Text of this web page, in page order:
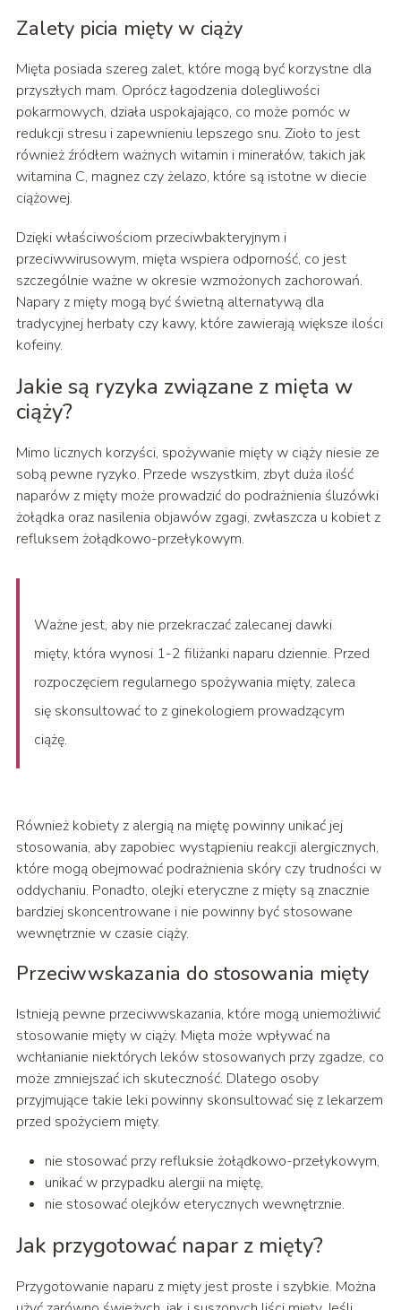
Zalety picia mięty w ciąży
Mięta posiada szereg zalet, które mogą być korzystne dla
przyszłych mam. Oprócz łagodzenia dolegliwości
pokarmowych, działa uspokajająco, co może pomóc w
redukcji stresu i zapewnieniu lepszego snu. Zioło to jest
również źródłem ważnych witamin i minerałów, takich jak
witamina C, magnez czy żelazo, które są istotne w diecie
ciążowej.
Dzięki właściwościom przeciwbakteryjnym i
przeciwwirusowym, mięta wspiera odporność, co jest
szczególnie ważne w okresie wzmożonych zachorowań.
Napary z mięty mogą być świetną alternatywą dla
tradycyjnej herbaty czy kawy, które zawierają większe ilości
kofeiny.
Jakie są ryzyka związane z mięta w
ciąży?
Mimo licznych korzyści, spożywanie mięty w ciąży niesie ze
sobą pewne ryzyko. Przede wszystkim, zbyt duża ilość
naparów z mięty może prowadzić do podrażnienia śluzówki
żołądka oraz nasilenia objawów zgagi, zwłaszcza u kobiet z
refluksem żołądkowo-przełykowym.
Ważne jest, aby nie przekraczać zalecanej dawki
mięty, która wynosi 1-2 filiżanki naparu dziennie. Przed
rozpoczęciem regularnego spożywania mięty, zaleca
się skonsultować to z ginekologiem prowadzącym
ciążę.
Również kobiety z alergią na miętę powinny unikać jej
stosowania, aby zapobiec wystąpieniu reakcji alergicznych,
które mogą obejmować podrażnienia skóry czy trudności w
oddychaniu. Ponadto, olejki eteryczne z mięty są znacznie
bardziej skoncentrowane i nie powinny być stosowane
wewnętrznie w czasie ciąży.
Przeciwwskazania do stosowania mięty
Istnieją pewne przeciwwskazania, które mogą uniemożliwić
stosowanie mięty w ciąży. Mięta może wpływać na
wchłanianie niektórych leków stosowanych przy zgadze, co
może zmniejszać ich skuteczność. Dlatego osoby
przyjmujące takie leki powinny skonsultować się z lekarzem
przed spożyciem mięty.
nie stosować przy refluksie żołądkowo-przełykowym,
unikać w przypadku alergii na miętę,
nie stosować olejków eterycznych wewnętrznie.
Jak przygotować napar z mięty?
Przygotowanie naparu z mięty jest proste i szybkie. Można